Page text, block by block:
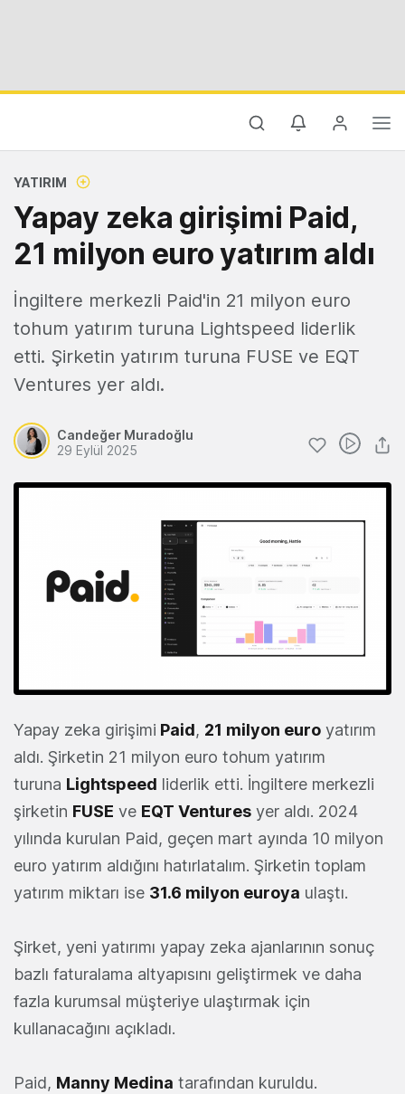
YATIRIM
Yapay zeka girişimi Paid,
21 milyon euro yatırım aldı
İngiltere merkezli Paid'in 21 milyon euro
tohum yatırım turuna Lightspeed liderlik
etti. Şirketin yatırım turuna FUSE ve EQT
Ventures yer aldı.
Candeğer Muradoğlu
29 Eylül 2025
Yapay zeka girişimi Paid, 21 milyon euro yatırım
aldı. Şirketin 21 milyon euro tohum yatırım
turuna Lightspeed liderlik etti. İngiltere merkezli
şirketin FUSE ve EQT Ventures yer aldı. 2024
yılında kurulan Paid, geçen mart ayında 10 milyon
euro yatırım aldığını hatırlatalım. Şirketin toplam
yatırım miktarı ise 31.6 milyon euroya ulaştı.
Şirket, yeni yatırımı yapay zeka ajanlarının sonuç
bazlı faturalama altyapısını geliştirmek ve daha
fazla kurumsal müşteriye ulaştırmak için
kullanacağını açıkladı.
Paid, Manny Medina tarafından kuruldu.